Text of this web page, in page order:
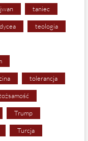
taniec
teologia
tolerancja
Trump
Turcja